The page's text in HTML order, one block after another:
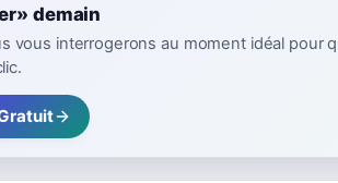
demain
vous interrogerons au moment idéal pour